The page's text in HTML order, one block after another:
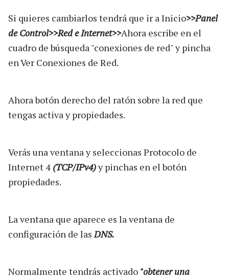
Si quieres cambiarlos tendrá que ir a Inicio>>Panel
de Control>>Red e Internet>>Ahora escribe en el
cuadro de búsqueda "conexiones de red" y pincha
en Ver Conexiones de Red.
Ahora botón derecho del ratón sobre la red que
tengas activa y propiedades.
Verás una ventana y seleccionas Protocolo de
Internet 4 (TCP/IPv4)y pinchas en el botón
propiedades.
La ventana que aparece es la ventana de
configuración de las DNS.
Normalmente tendrás activado "obtener una